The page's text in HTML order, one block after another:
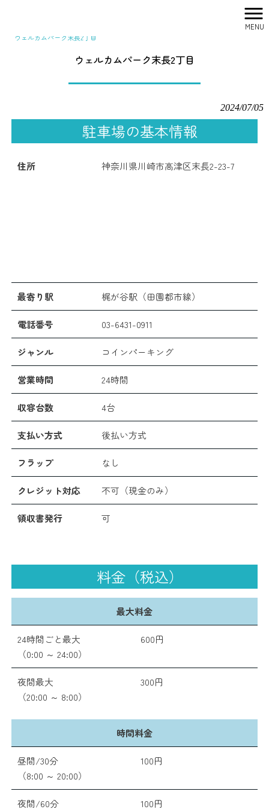
MENU
ウェルカムパーク末長2丁目
ウェルカムパーク末長2丁目
2024/07/05
駐車場の基本情報
住所 神奈川県川崎市高津区末長2-23-7
最寄り駅 梶が谷駅（田園都市線）
電話番号 03-6431-0911
ジャンル コインパーキング
営業時間 24時間
収容台数 4台
支払い方式 後払い方式
フラップ なし
クレジット対応 不可（現金のみ）
領収書発行 可
料金（税込）
最大料金
24時間ごと最大
（0:00 ～ 24:00）
600円
夜間最大
（20:00 ～ 8:00）
300円
時間料金
昼間/30分
（8:00 ～ 20:00）
100円
夜間/60分 100円